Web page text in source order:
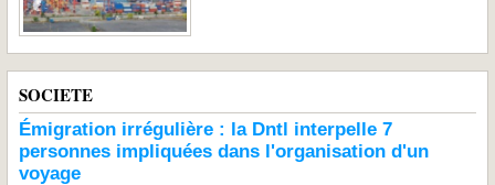
SOCIETE
Émigration irrégulière : la Dntl interpelle 7
personnes impliquées dans l'organisation d'un
voyage